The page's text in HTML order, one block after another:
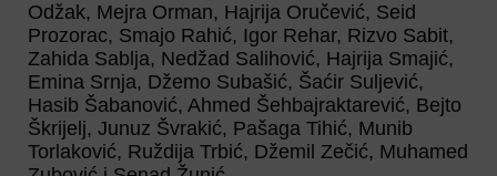
Odžak, Mejra Orman, Hajrija Oručević, Seid
Prozorac, Smajo Rahić, Igor Rehar, Rizvo Sabit,
Zahida Sablja, Nedžad Salihović, Hajrija Smajić,
Emina Srnja, Džemo Subašić, Šaćir Suljević,
Hasib Šabanović, Ahmed Šehbajraktarević, Bejto
Škrijelj, Junuz Švrakić, Pašaga Tihić, Munib
Torlaković, Ruždija Trbić, Džemil Zečić, Muhamed